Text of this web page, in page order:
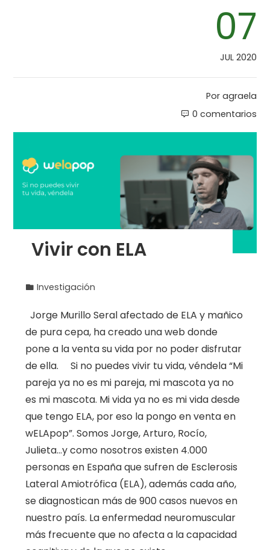
07
JUL 2020
Por agraela
0 comentarios
Vivir con ELA
Investigación
Jorge Murillo Seral afectado de ELA y mañico
de pura cepa, ha creado una web donde
pone a la venta su vida por no poder disfrutar
de ella. Si no puedes vivir tu vida, véndela “Mi
pareja ya no es mi pareja, mi mascota ya no
es mi mascota. Mi vida ya no es mi vida desde
que tengo ELA, por eso la pongo en venta en
wELApop”. Somos Jorge, Arturo, Rocío,
Julieta…y como nosotros existen 4.000
personas en España que sufren de Esclerosis
Lateral Amiotrófica (ELA), además cada año,
se diagnostican más de 900 casos nuevos en
nuestro país. La enfermedad neuromuscular
más frecuente que no afecta a la capacidad